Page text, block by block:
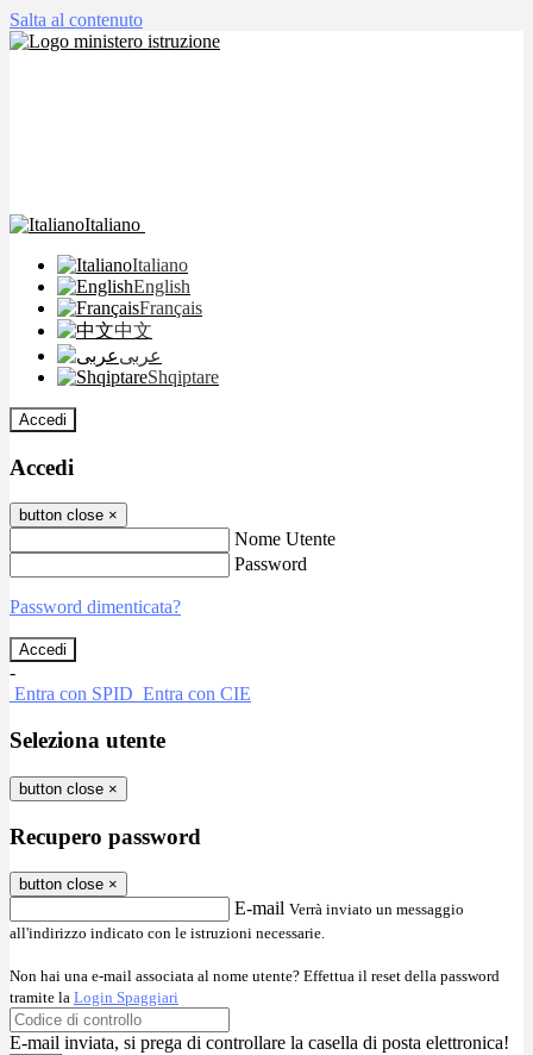
Salta al contenuto
Italiano
Italiano
English
Français
中文
عربى
Shqiptare
Accedi
Accedi
button close ×
Nome Utente
Password
Password dimenticata?
-
Entra con SPID Entra con CIE
Seleziona utente
button close ×
Recupero password
button close ×
E-mail Verrà inviato un messaggio
all'indirizzo indicato con le istruzioni necessarie.
Non hai una e-mail associata al nome utente? Effettua il reset della password
tramite la Login Spaggiari
E-mail inviata, si prega di controllare la casella di posta elettronica!